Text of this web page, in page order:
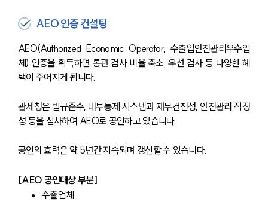
AEO 인증 컨설팅
AEO(Authorized Economic Operator, 수출입안전관리우수업
체) 인증을 획득하면 통관 검사 비율 축소, 우선 검사 등 다양한 혜
택이 주어지게 됩니다.
관세청은 법규준수, 내부통제 시스템과 재무건전성, 안전관리 적정
성 등을 심사하여 AEO로 공인하고 있습니다.
공인의 효력은 약 5년간 지속되며 갱신할 수 있습니다.
[AEO 공인대상 부분]
수출업체